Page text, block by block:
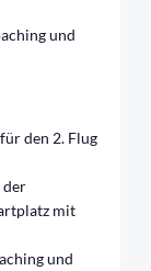
und
den 2. Flug
der
mit
und